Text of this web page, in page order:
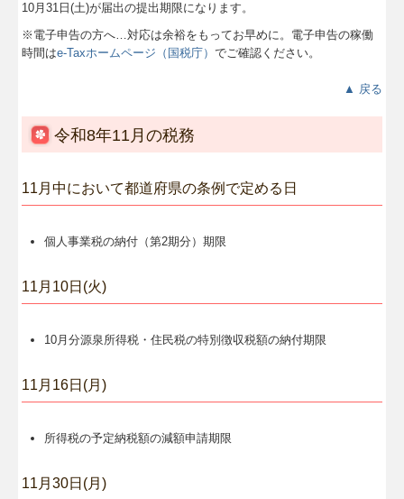
10月31日(土)が届出の提出期限になります。
※電子申告の方へ…対応は余裕をもってお早めに。電子申告の稼働
時間はe-Taxホームページ（国税庁）でご確認ください。
▲ 戻る
令和8年11月の税務
11月中において都道府県の条例で定める日
個人事業税の納付（第2期分）期限
11月10日(火)
10月分源泉所得税・住民税の特別徴収税額の納付期限
11月16日(月)
所得税の予定納税額の減額申請期限
11月30日(月)